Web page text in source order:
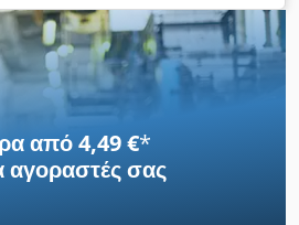
σε άριστη λειτουργική κατάσταση!
από 4,49 €*
αγοραστέςσας